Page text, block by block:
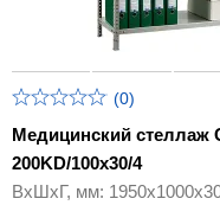
(0)
Медицинский стеллаж
200KD/100х30/4
ВхШхГ, мм: